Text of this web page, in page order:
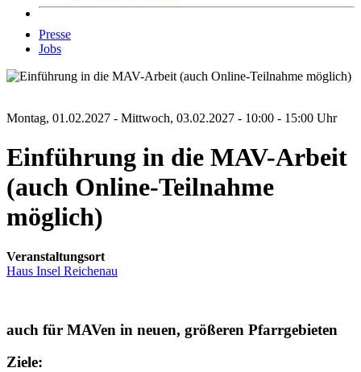
Presse
Jobs
Montag, 01.02.2027 - Mittwoch, 03.02.2027 - 10:00 - 15:00 Uhr
Einführung in die MAV-Arbeit
(auch Online-Teilnahme
möglich)
Veranstaltungsort
Haus Insel Reichenau
auch für MAVen in neuen, größeren Pfarrgebieten
Ziele: